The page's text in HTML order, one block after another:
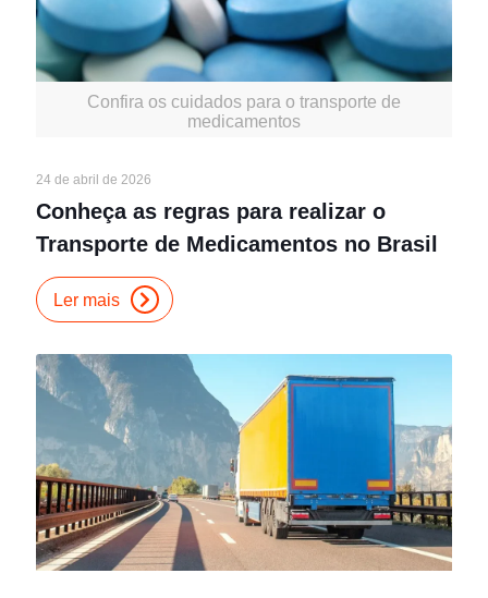
Confira os cuidados para o transporte de
medicamentos
24 de abril de 2026
Conheça as regras para realizar o
Transporte de Medicamentos no Brasil
Ler mais